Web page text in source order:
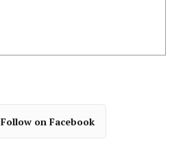
Follow on Facebook